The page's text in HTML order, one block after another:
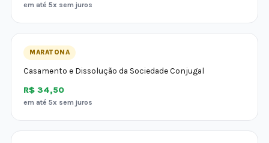
em até 5x sem juros
MARATONA
Casamento e Dissolução da Sociedade Conjugal
R$ 34,50
em até 5x sem juros